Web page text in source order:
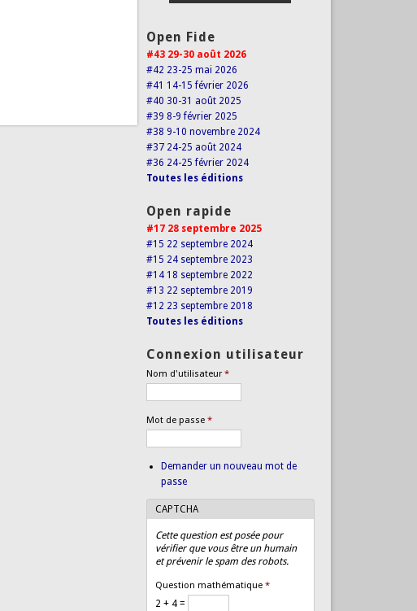
Open Fide
#43 29-30 août 2026
#42 23-25 mai 2026
#41 14-15 février 2026
#40 30-31 août 2025
#39 8-9 février 2025
#38 9-10 novembre 2024
#37 24-25 août 2024
#36 24-25 février 2024
Toutes les éditions
Open rapide
#17 28 septembre 2025
#15 22 septembre 2024
#15 24 septembre 2023
#14 18 septembre 2022
#13 22 septembre 2019
#12 23 septembre 2018
Toutes les éditions
Connexion utilisateur
Nom d'utilisateur*
Mot de passe *
Demander un nouveau mot de
passe
CAPTCHA
Cette question est posée pour
vérifier que vous être un humain
et prévenir le spam des robots.
Question mathématique *
2 + 4 =